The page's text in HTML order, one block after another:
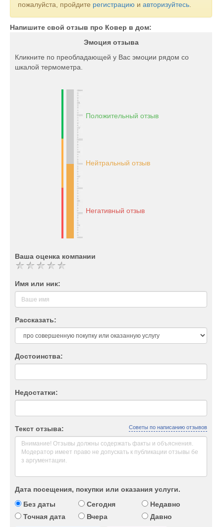
пожалуйста, пройдите регистрацию и авторизуйтесь
Напишите свой отзыв про Ковер в дом:
Эмоция отзыва
Кликните по преобладающей у Вас эмоции рядом со
шкалой термометра.
Положительный отзыв
Нейтральный отзыв
Негативный отзыв
Ваша оценка компании
Имя или ник:
Рассказать:
Достоинства:
Недостатки:
Текст отзыва: Советы по написанию отзывов
Дата посещения, покупки или оказания услуги.
Без даты
Сегодня
Недавно
Точная дата
Вчера Давно